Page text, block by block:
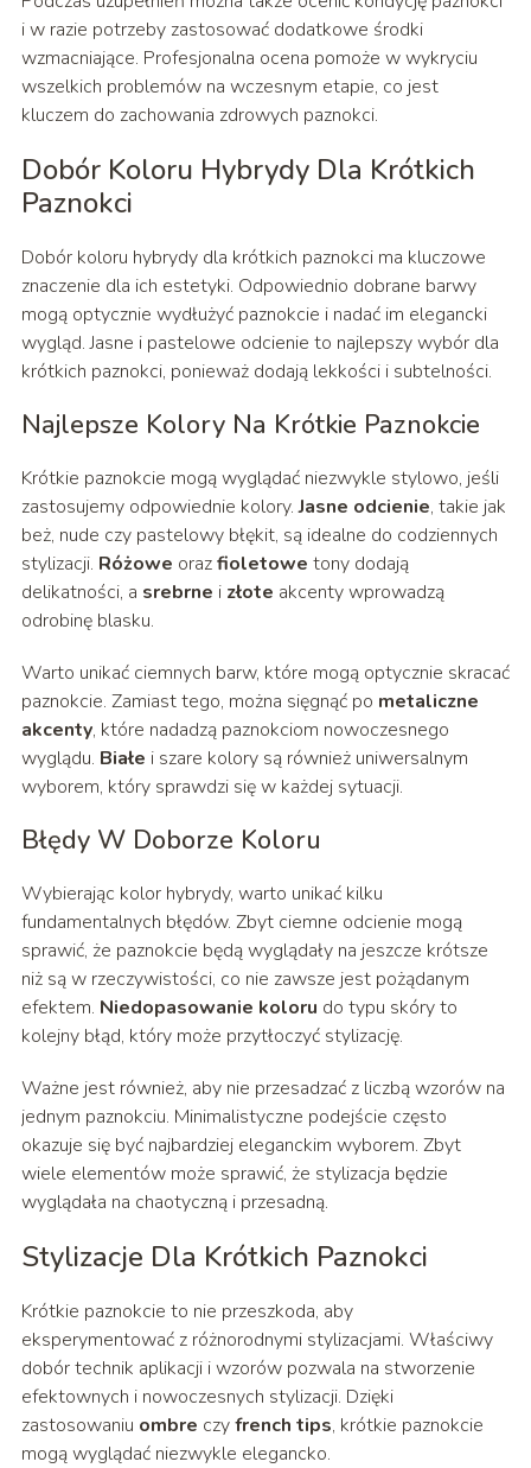
i w razie potrzeby zastosować dodatkowe środki
wzmacniające. Profesjonalna ocena pomoże w wykryciu
wszelkich problemów na wczesnym etapie, co jest
kluczem do zachowania zdrowych paznokci.
Dobór Koloru Hybrydy Dla Krótkich
Paznokci
Dobór koloru hybrydy dla krótkich paznokci ma kluczowe
znaczenie dla ich estetyki. Odpowiednio dobrane barwy
mogą optycznie wydłużyć paznokcie i nadać im elegancki
wygląd. Jasne i pastelowe odcienie to najlepszy wybór dla
krótkich paznokci, ponieważ dodają lekkości i subtelności.
Najlepsze Kolory Na Krótkie Paznokcie
Krótkie paznokcie mogą wyglądać niezwykle stylowo, jeśli
zastosujemy odpowiednie kolory.Jasne odcienie, takie jak
beż, nude czy pastelowy błękit, są idealne do codziennych
stylizacji. Różowe orazfioletowe tony dodają
delikatności, a srebrne i złote akcenty wprowadzą
odrobinę blasku.
Warto unikać ciemnych barw, które mogą optycznie skracać
paznokcie. Zamiast tego, można sięgnąć po metaliczne
akcenty, które nadadzą paznokciom nowoczesnego
wyglądu. Białe i szare kolory są również uniwersalnym
wyborem, który sprawdzi się w każdej sytuacji.
Błędy W Doborze Koloru
Wybierając kolor hybrydy, warto unikać kilku
fundamentalnych błędów. Zbyt ciemne odcienie mogą
sprawić, że paznokcie będą wyglądały na jeszcze krótsze
niż są w rzeczywistości, co nie zawsze jest pożądanym
efektem. Niedopasowanie koloru do typu skóry to
kolejny błąd, który może przytłoczyć stylizację.
Ważne jest również, aby nie przesadzać z liczbą wzorów na
jednym paznokciu. Minimalistyczne podejście często
okazuje się być najbardziej eleganckim wyborem. Zbyt
wiele elementów może sprawić, że stylizacja będzie
wyglądała na chaotyczną i przesadną.
Stylizacje Dla Krótkich Paznokci
Krótkie paznokcie to nie przeszkoda, aby
eksperymentować z różnorodnymi stylizacjami. Właściwy
dobór technik aplikacji i wzorów pozwala na stworzenie
efektownych i nowoczesnych stylizacji. Dzięki
zastosowaniu ombre czyfrench tips, krótkie paznokcie
mogą wyglądać niezwykle elegancko.